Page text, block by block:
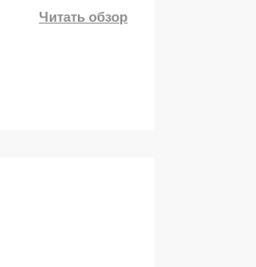
Читать обзор